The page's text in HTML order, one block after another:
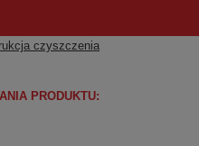
czyszczenia
PRODUKTU: